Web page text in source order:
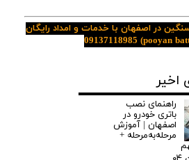
در اصفهان با خدمات و امداد رایگان
09137118985
اخیر
راهنمای نصب
باتری خودرو در
اصفهان | آموزش
مرحله‌به‌مرحله +